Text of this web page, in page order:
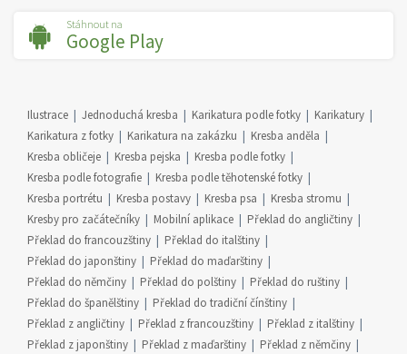
Stáhnout na
Google Play
Ilustrace Jednoduchá kresba Karikatura podle fotky
Karikatury
Karikatura z fotky
Karikatura na zakázku
Kresba anděla
Kresba obličeje
Kresba pejska
Kresba podle fotky
Kresba podle fotografie
Kresba podle těhotenské fotky
Kresba portrétu
Kresba postavy Kresba psa
Kresba stromu
Kresby pro začátečníky
Mobilní aplikace
Překlad do angličtiny
Překlad do francouzštiny
Překlad do italštiny
Překlad do japonštiny
Překlad do maďarštiny
Překlad do němčiny
Překlad do polštiny
Překlad do ruštiny
Překlad do španělštiny
Překlad do tradiční čínštiny
Překlad z angličtiny
Překlad z francouzštiny
Překlad z italštiny
Překlad z japonštiny
Překlad z maďarštiny
Překlad z němčiny